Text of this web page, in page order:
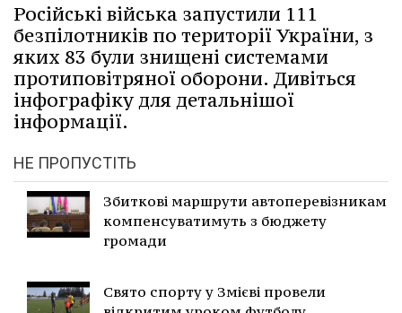
Російські війська запустили 111
безпілотників по території України, з
яких 83 були знищені системами
протиповітряної оборони. Дивіться
інфографіку для детальнішої
інформації.
НЕ ПРОПУСТІТЬ
Збиткові маршрути автоперевізникам
компенсуватимуть з бюджету
громади
Свято спорту у Змієві провели